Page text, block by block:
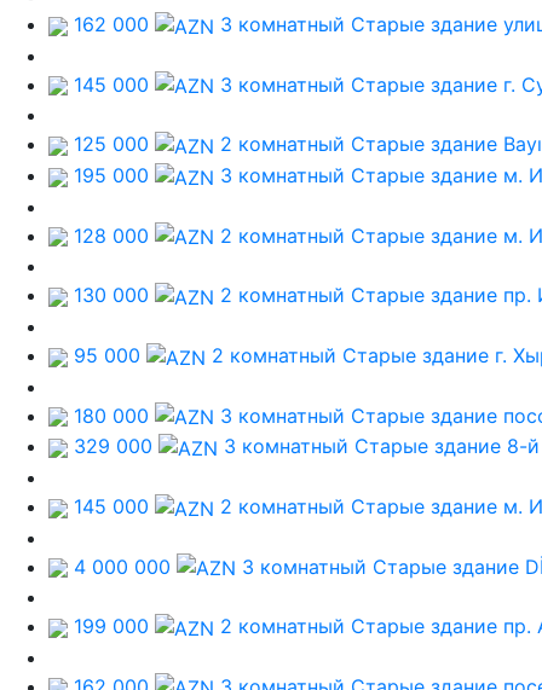
162 000 3 комнатный Старые здание
145 000 3 комнатный Старые здание г.
125 000 2 комнатный Старые здание
195 000
3 комнатный Старые здание м.
128 000 2 комнатный Старые здание м.
130 000 2 комнатный Старые здание пр.
95 000 2 комнатный Старые здание г.
180 000 3 комнатный Старые здание
329 000
3 комнатный Старые здание 8-
145 000 2 комнатный Старые здание м.
4 000 000 3 комнатный Старые здание
199 000 2 комнатный Старые здание пр.